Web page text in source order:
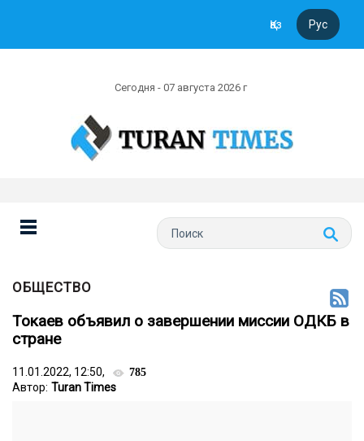
Қаз Рус
Сегодня - 07 августа 2026 г
ОБЩЕСТВО
Токаев объявил о завершении миссии ОДКБ в
стране
11.01.2022, 12:50, 785
Автор: Turan Times